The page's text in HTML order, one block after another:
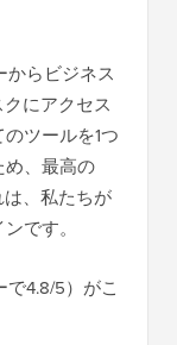
からビジネス
にアクセス
ツールを1つ
、最高の
、私たちが
です。
4.8/5）がこ